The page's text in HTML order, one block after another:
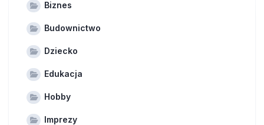
Biznes
Budownictwo
Dziecko
Edukacja
Hobby
Imprezy